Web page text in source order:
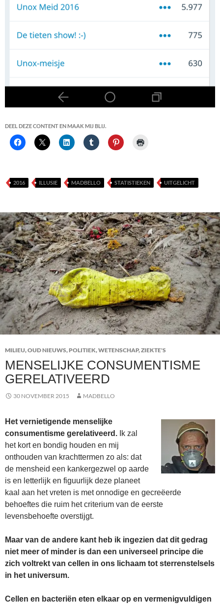
DEEL DEZE CONTENT EN MAAK MIJ BLIJ.
2016 ILLUSIE MADBELLO STATISTIEKEN UITGELICHT
MILIEU,OUD NIEUWS,POLITIEK,WETENSCHAP,ZIEKTE'S
MENSELIJKE CONSUMENTISME
GERELATIVEERD
30 NOVEMBER 2015 MADBELLO
Het vernietigende menselijke
consumentisme gerelativeerd. Ik zal
het kort en bondig houden en mij
onthouden van krachttermen zo als: dat
de mensheid een kankergezwel op aarde
is en letterlijk en figuurlijk deze planeet
kaal aan het vreten is met onnodige en gecreëerde
behoeftes die ruim het criterium van de eerste
levensbehoefte overstijgt.
Maar van de andere kant heb ik ingezien dat dit gedrag
niet meer of minder is dan een universeel principe die
zich voltrekt van cellen in ons lichaam tot sterrenstelsels
in het universum.
Cellen en bacteriën eten elkaar op en vermenigvuldigen